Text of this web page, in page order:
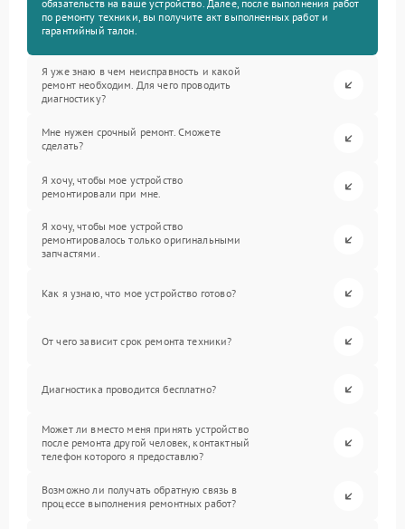
обязательств на ваше устройство. Далее, после выполнения работ
по ремонту техники, вы получите акт выполненных работ и
гарантийный талон.
Я уже знаю в чем неисправность и какой
ремонт необходим. Для чего проводить
диагностику?
Мне нужен срочный ремонт. Сможете
сделать?
Я хочу, чтобы мое устройство
ремонтировали при мне.
Я хочу, чтобы мое устройство
ремонтировалось только оригинальными
запчастями.
Как я узнаю, что мое устройство готово?
От чего зависит срок ремонта техники?
Диагностика проводится бесплатно?
Может ли вместо меня принять устройство
после ремонта другой человек, контактный
телефон которого я предоставлю?
Возможно ли получать обратную связь в
процессе выполнения ремонтных работ?